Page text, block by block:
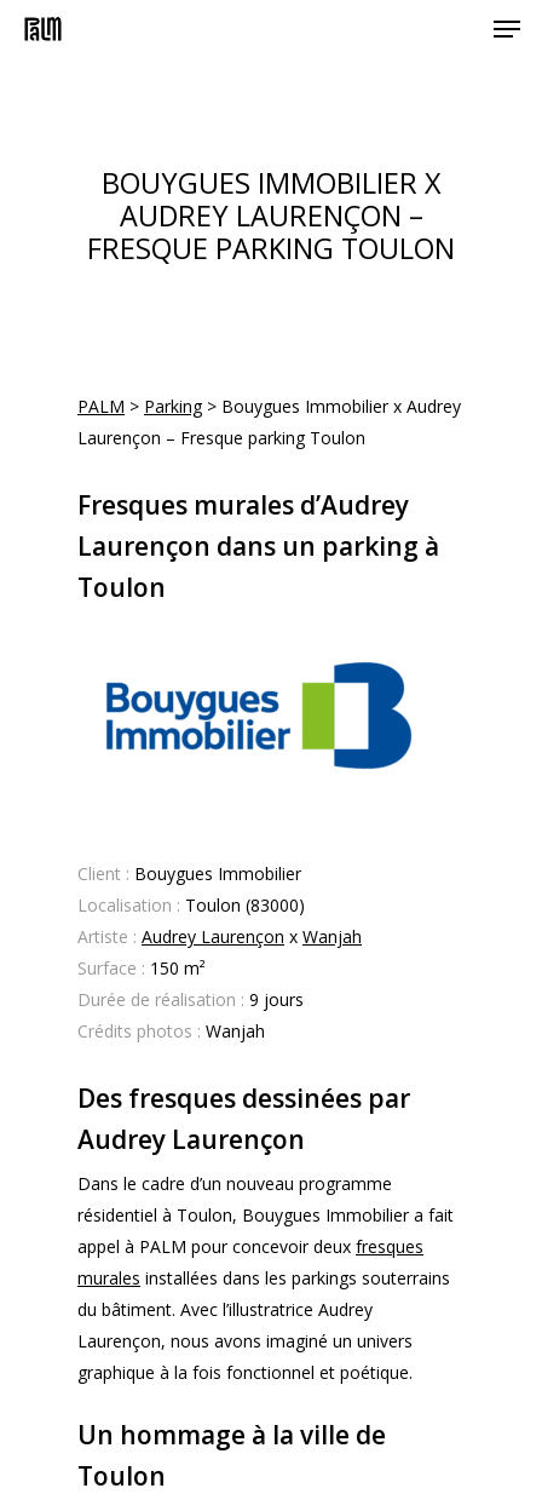
Skip
BOUYGUES IMMOBILIER X
AUDREY LAURENÇON –
FRESQUE PARKING TOULON
PALM > Parking> Bouygues Immobilier x Audrey
Laurençon – Fresque parking Toulon
Fresques murales d’Audrey
Laurençon dans un parking à
Toulon
Client : Bouygues Immobilier
Localisation : Toulon (83000)
Artiste : Audrey Laurençon x Wanjah
Surface : 150 m²
Durée de réalisation : 9 jours
Crédits photos : Wanjah
Des fresques dessinées par
Audrey Laurençon
Dans le cadre d’un nouveau programme
résidentiel à Toulon, Bouygues Immobilier a fait
appel à PALM pour concevoir deux fresques
murales installées dans les parkings souterrains
du bâtiment. Avec l’illustratrice Audrey
Laurençon, nous avons imaginé un univers
graphique à la fois fonctionnel et poétique.
Un hommage à la ville de
Toulon